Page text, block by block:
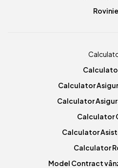
Calculator
Calculator
Calculator
Calculator
Calculator
Model Contract